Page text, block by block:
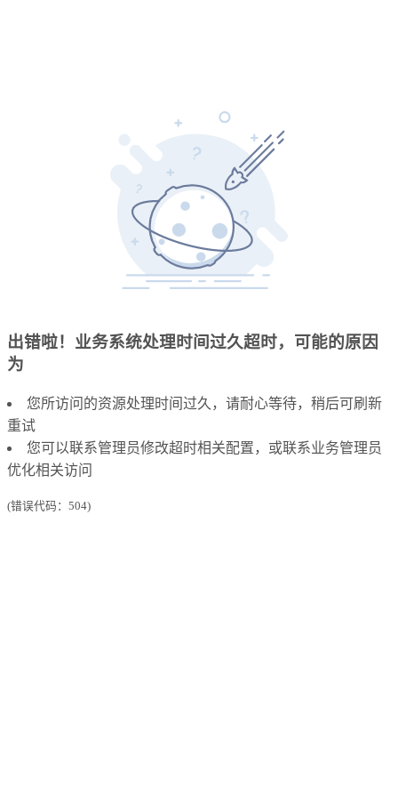
出错啦！业务系统处理时间过久超时，可能的原因
为
您所访问的资源处理时间过久，请耐心等待，稍后可刷新
重试
您可以联系管理员修改超时相关配置，或联系业务管理员
优化相关访问
(错误代码：504)